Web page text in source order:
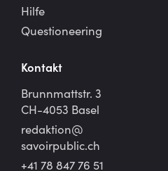
Hilfe
Questioneering
Kontakt
Brunnmattstr. 3
CH-4053 Basel
redaktion@
savoirpublic.ch
+41 78 847 76 51